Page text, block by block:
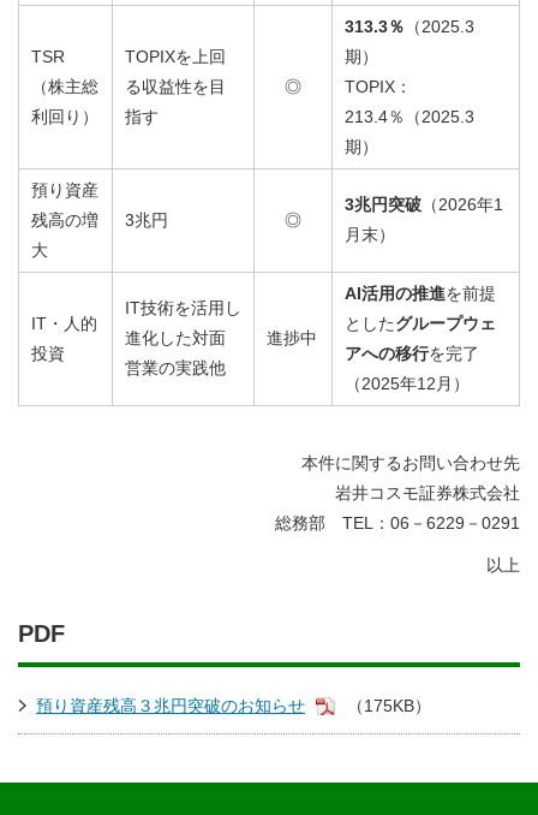
TSR
（株主総
利回り）
TOPIXを上回
る収益性を目
指す
◎
313.3％ （2025.3
期）
TOPIX：
213.4％（2025.3
期）
預り資産
残高の増
大
3兆円 ◎
3兆円突破 （2026年1
月末）
IT・人的
投資
IT技術を活用し
進化した対面
営業の実践他
進捗中
AI活用の推進を前提
としたグループウェ
アへの移行を完了
（2025年12月）
本件に関するお問い合わせ先
岩井コスモ証券株式会社
総務部 TEL：06－6229－0291
以上
PDF
預り資産残高３兆円突破のお知らせ （175KB）